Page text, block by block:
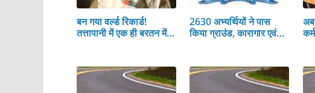
बन गया वर्ल्ड रिकार्ड!
तत्तापानी में एक ही बरतन में…
2630 अभ्यर्थियों ने पास
किया ग्राउंड, कारागार एवं…
अब